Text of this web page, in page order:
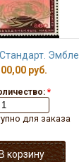
руб.
*
для заказа